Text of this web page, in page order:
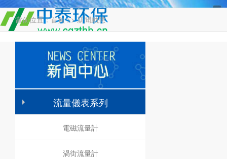
當前位置：首頁>>新聞動態
流量儀表系列
電磁流量計
渦街流量計